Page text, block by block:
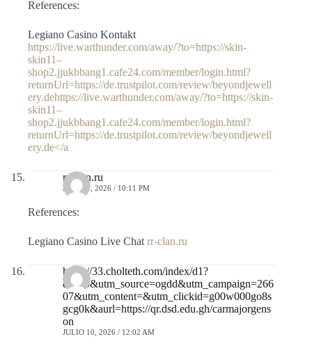
References:
Legiano Casino Kontakt
https://live.warthunder.com/away/?to=https://skin-
skin11–
shop2.jjukbbang1.cafe24.com/member/login.html?
returnUrl=https://de.trustpilot.com/review/beyondjewell
ery.dehttps://live.warthunder.com/away/?to=https://skin-
skin11–
shop2.jjukbbang1.cafe24.com/member/login.html?
returnUrl=https://de.trustpilot.com/review/beyondjewell
ery.de</a
rr-clan.ru
JULIO 9, 2026 / 10:11 PM
References:
Legiano Casino Live Chat rr-clan.ru
https://33.cholteth.com/index/d1?
diff=0&utm_source=ogdd&utm_campaign=266
07&utm_content=&utm_clickid=g00w000go8s
gcg0k&aurl=https://qr.dsd.edu.gh/carmajorgens
on
JULIO 10, 2026 / 12:02 AM